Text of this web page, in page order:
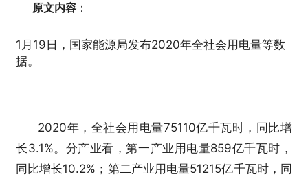
原文内容 ：
1月19日，国家能源局发布2020年全社会用电量等数
据。
2020年，全社会用电量75110亿千瓦时，同比增
长3.1%。分产业看，第一产业用电量859亿千瓦时，
同比增长10.2%；第二产业用电量51215亿千瓦时，同